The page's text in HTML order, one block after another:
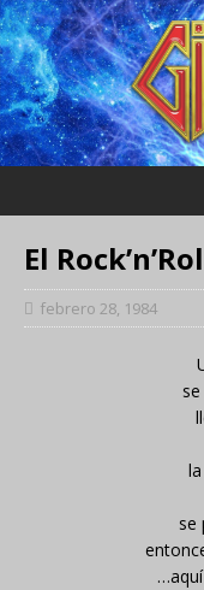
El
febrero 28, 1984
se
…aquí